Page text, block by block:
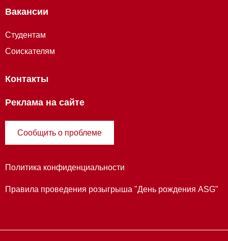
Вакансии
Студентам
Соискателям
Контакты
Реклама на сайте
Сообщить о проблеме
Политика конфиденциальности
Правила проведения розыгрыша "День рождения ASG"